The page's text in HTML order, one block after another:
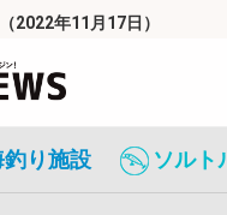
2022年11月17日）
釣り施設 ソルト